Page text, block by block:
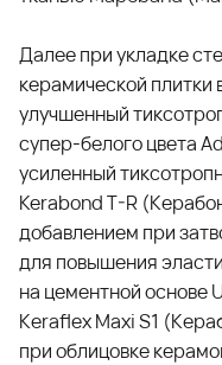
Далее при укладке
керамической плитки
улучшенный
супер-белого цвета
усиленный
Kerabond T-R
добавлением при
для повышения
на цементной основе
Keraflex Maxi S1
при облицовке